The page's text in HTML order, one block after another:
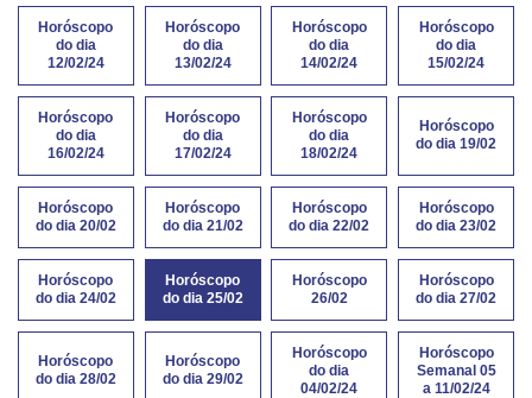
Horóscopo
do dia
12/02/24
Horóscopo
do dia
13/02/24
Horóscopo
do dia
14/02/24
Horóscopo
do dia
15/02/24
Horóscopo
do dia
16/02/24
Horóscopo
do dia
17/02/24
Horóscopo
do dia
18/02/24
Horóscopo
do dia 19/02
Horóscopo
do dia 20/02
Horóscopo
do dia 21/02
Horóscopo
do dia 22/02
Horóscopo
do dia 23/02
Horóscopo
do dia 24/02
Horóscopo
do dia 25/02
Horóscopo
26/02
Horóscopo
do dia 27/02
Horóscopo
do dia 28/02
Horóscopo
do dia 29/02
Horóscopo
do dia
04/02/24
Horóscopo
Semanal 05
a 11/02/24